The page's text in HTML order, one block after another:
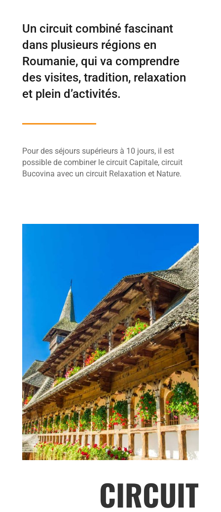
Un circuit combiné fascinant
dans plusieurs régions en
Roumanie, qui va comprendre
des visites, tradition, relaxation
et plein d’activités.
Pour des séjours supérieurs à 10 jours, il est
possible de combiner le circuit Capitale, circuit
Bucovina avec un circuit Relaxation et Nature.
CIRCUIT